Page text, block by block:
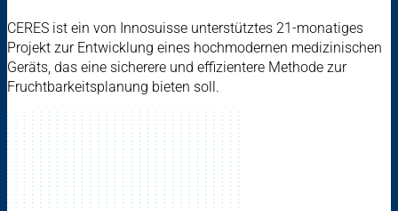
CERES ist ein von Innosuisse unterstütztes 21-monatiges
Projekt zur Entwicklung eines hochmodernen medizinischen
Geräts, das eine sicherere und effizientere Methode zur
Fruchtbarkeitsplanung bieten soll.